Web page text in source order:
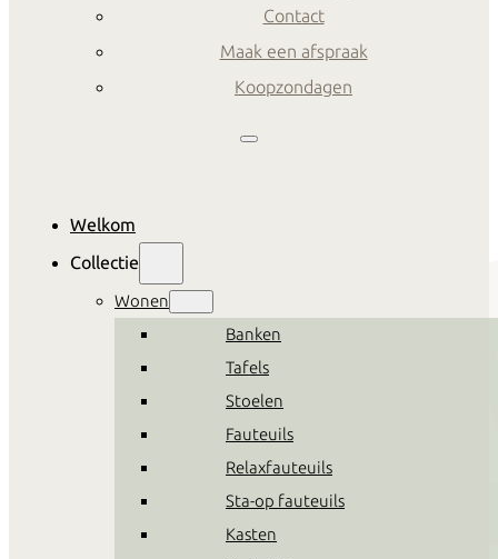
Contact
Maak een afspraak
Koopzondagen
Welkom
Collectie
Wonen
Banken
Tafels
Stoelen
Fauteuils
Relaxfauteuils
Sta-op fauteuils
Kasten